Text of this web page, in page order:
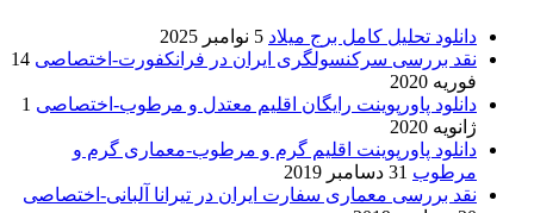
دانلود تحلیل کامل برج میلاد 5 نوامبر 2025
نقد بررسی سرکنسولگری ایران در فرانکفورت-اختصاصی 14
فوریه 2020
دانلود پاورپوینت رایگان اقلیم معتدل و مرطوب-اختصاصی 1
ژانویه 2020
دانلود پاورپوینت اقلیم گرم و مرطوب-معماری گرم و
مرطوب 31 دسامبر 2019
نقد بررسی معماری سفارت ایران در تیرانا آلبانی-اختصاصی